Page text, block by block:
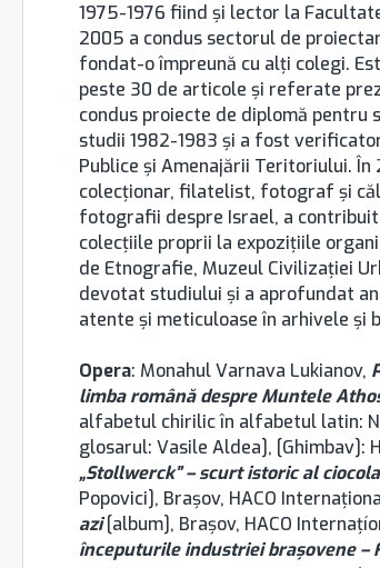
1975-1976 fiind şi lector la
2005 a condus sectorul de
fondat-o împreună cu alţi colegi.
peste 30 de articole şi referate
condus proiecte de diplomă pentru
studii 1982-1983 şi a fost
Publice şi Amenajării Teritoriului.
colecţionar, filatelist, fotograf şi
fotografii despre Israel, a
colecţiile proprii la expoziţiile
de Etnografie, Muzeul Civilizaţiei
devotat studiului şi a aprofundat
atente şi meticuloase în arhivele şi
Opera: Monahul Varnava Lukianov,
limba română despre Muntele
alfabetul chirilic în alfabetul latin:
glosarul: Vasile Aldea], [Ghimbav]:
„Stollwerck” – scurt istoric al
Popovici], Brașov, HACO
azi[album], Brașov, HACO
începuturile industriei braşovene –